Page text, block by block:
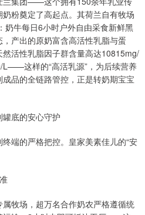
粉奠定了高起点。其荷兰自有牧场
奶牛每日6小时户外自由采食新鲜黑
产出的原奶富含高活性乳脂与蛋
活性乳脂因子群含量高达10815mg/
L——这样的“高活乳源”，为后续营养
品的全链路管控，正是转奶期宝宝
底的安心守护
端的严格把控。皇家美素佳儿的“安
牧场，超万名合作奶农严格遵循统